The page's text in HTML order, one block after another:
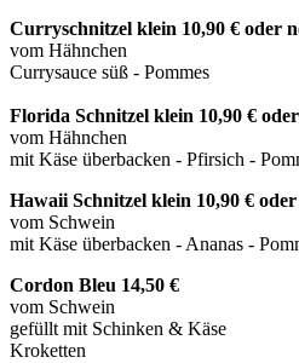
Curryschnitzel klein 10,90 € oder
vom Hähnchen
Currysauce süß - Pommes
Florida Schnitzel klein 10,90 €
vom Hähnchen
mit Käse überbacken - Pfirsich -
Hawaii Schnitzel klein 10,90 €
vom Schwein
mit Käse überbacken - Ananas -
Cordon Bleu 14,50 €
vom Schwein
gefüllt mit Schinken & Käse
Kroketten